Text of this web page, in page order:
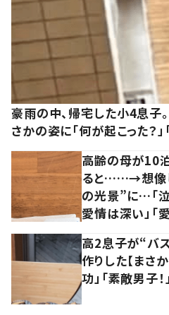
豪雨の中、帰宅した小4息子
さかの姿に「何が起こった？」
高齢の母が10
ると……→想像
の光景”に…「泣
愛情は深い」「
高2息子が“バ
作りした【まさ
功」「素敵男子！」